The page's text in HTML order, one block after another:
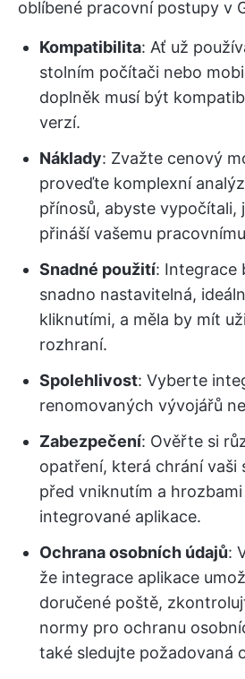
oblíbené pracovní postupy v
Kompatibilita: Ať už
stolním počítači nebo
doplněk musí být
verzí.
Náklady: Zvažte cenový
proveďte komplexní
přínosů, abyste vypočítali,
přináší vašemu
Snadné použití: Integrace
snadno nastavitelná,
kliknutími, a měla by mít
rozhraní.
Spolehlivost: Vyberte
renomovaných vývojářů
Zabezpečení: Ověřte si
opatření, která chrání vaši
před vniknutím a
integrované aplikace.
Ochrana osobních údajů:
že integrace aplikace
doručené poště,
normy pro ochranu
také sledujte požadovaná